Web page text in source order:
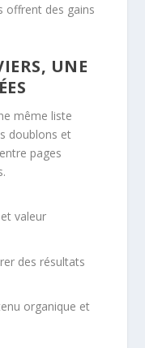
offrent des gains
UNE
même liste
doublons et
pages
valeur
des résultats
organique et